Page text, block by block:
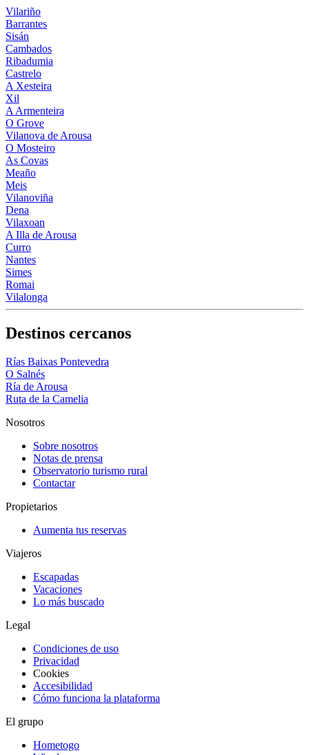
Vilariño
Barrantes
Sisán
Cambados
Ribadumia
Castrelo
A Xesteira
Xil
A Armenteira
O Grove
Vilanova de Arousa
O Mosteiro
As Covas
Meaño
Meis
Vilanoviña
Dena
Vilaxoan
A Illa de Arousa
Curro
Nantes
Simes
Romai
Vilalonga
Destinos cercanos
Rías Baixas Pontevedra
O Salnés
Ría de Arousa
Ruta de la Camelia
Nosotros
Sobre nosotros
Notas de prensa
Observatorio turismo rural
Contactar
Propietarios
Aumenta tus reservas
Viajeros
Escapadas
Vacaciones
Lo más buscado
Legal
Condiciones de uso
Privacidad
Cookies
Accesibilidad
Cómo funciona la plataforma
El grupo
Hometogo